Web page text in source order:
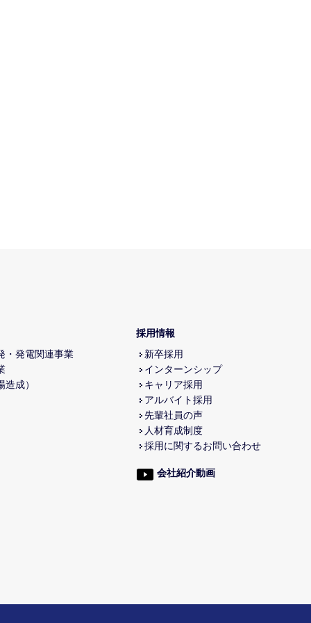
・発電関連事業
成）
採用情報
新卒採用
インターンシップ
キャリア採用
アルバイト採用
先輩社員の声
人材育成制度
採用に関するお問い合わせ
会社紹介動画